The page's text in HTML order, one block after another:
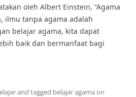
oleh Albert Einstein, “Agama
ilmu tanpa agama adalah
belajar agama, kita dapat
baik dan bermanfaat bagi
and tagged belajar agama on